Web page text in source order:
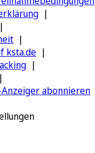
ksta.de
abonnieren